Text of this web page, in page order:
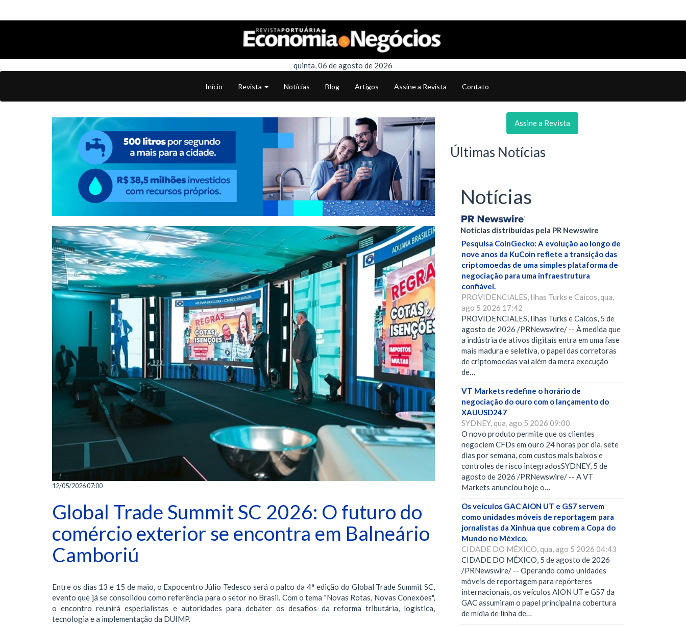
quinta, 06 de agosto de 2026
Início Revista Notícias Blog Artigos Assine a Revista Contato
12/05/2026 07:00
Global Trade Summit SC 2026: O futuro do
comércio exterior se encontra em Balneário
Camboriú
Entre os dias 13 e 15 de maio, o Expocentro Júlio Tedesco será o palco da 4ª edição do Global Trade Summit SC,
evento que já se consolidou como referência para o setor no Brasil. Com o tema "Novas Rotas, Novas Conexões",
o encontro reunirá especialistas e autoridades para debater os desafios da reforma tributária, logística,
tecnologia e a implementação da DUIMP.
Assine a Revista
Últimas Notícias
Notícias
Notícias distribuídas pela PR Newswire
Pesquisa CoinGecko: A evolução ao longo de
nove anos da KuCoin reflete a transição das
criptomoedas de uma simples plataforma de
negociação para uma infraestrutura
confiável.
PROVIDENCIALES, Ilhas Turks e Caicos, qua,
ago 5 2026 17:42
PROVIDENCIALES, Ilhas Turks e Caicos, 5 de
agosto de 2026 /PRNewswire/ -- À medida que
a indústria de ativos digitais entra em uma fase
mais madura e seletiva, o papel das corretoras
de criptomoedas vai além da mera execução
de…
VT Markets redefine o horário de
negociação do ouro com o lançamento do
XAUUSD247
SYDNEY, qua, ago 5 2026 09:00
O novo produto permite que os clientes
negociem CFDs em ouro 24 horas por dia, sete
dias por semana, com custos mais baixos e
controles de risco integradosSYDNEY, 5 de
agosto de 2026 /PRNewswire/ -- A VT
Markets anunciou hoje o…
Os veículos GAC AION UT e GS7 servem
como unidades móveis de reportagem para
jornalistas da Xinhua que cobrem a Copa do
Mundo no México.
CIDADE DO MÉXICO, qua, ago 5 2026 04:43
CIDADE DO MÉXICO, 5 de agosto de 2026
/PRNewswire/ -- Operando como unidades
móveis de reportagem para repórteres
internacionais, os veículos AION UT e GS7 da
GAC assumiram o papel principal na cobertura
de mídia de linha de…